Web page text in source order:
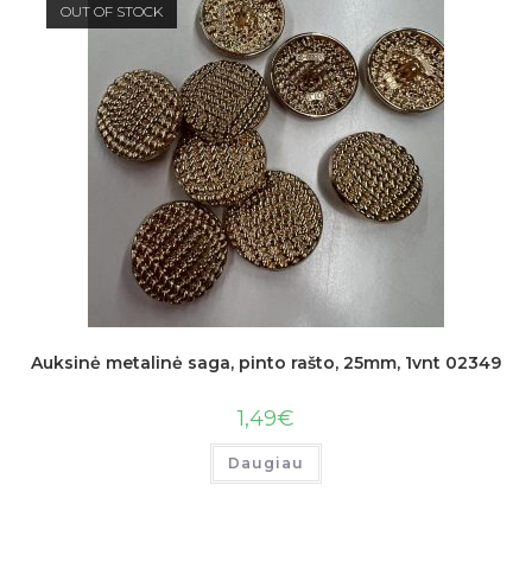
OUT OF STOCK
Auksinė metalinė saga, pinto rašto, 25mm, 1vnt 02349
1,49€
Daugiau